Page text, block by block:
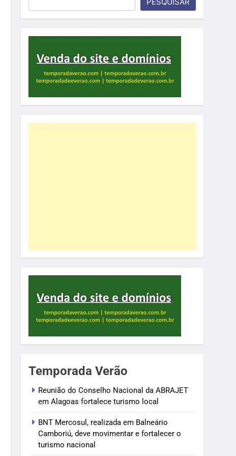
Temporada Verão
Reunião do Conselho Nacional da ABRAJET
em Alagoas fortalece turismo local
BNT Mercosul, realizada em Balneário
Camboriú, deve movimentar e fortalecer o
turismo nacional